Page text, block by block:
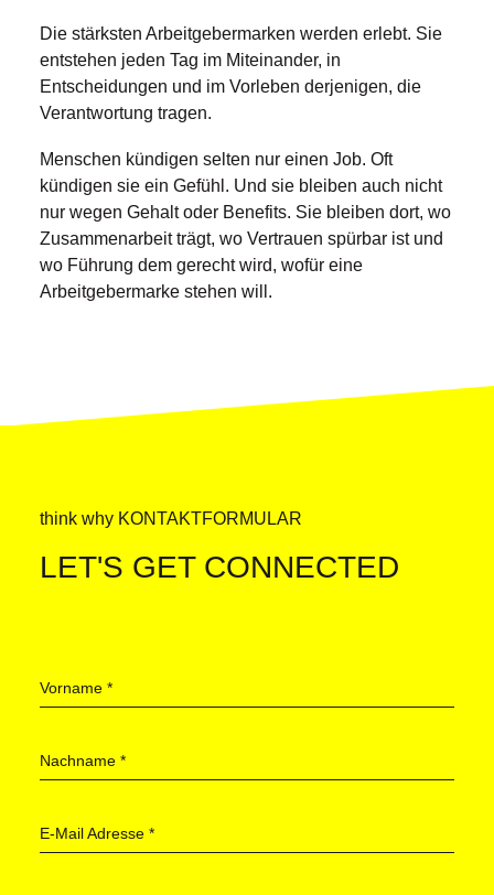
Die stärksten Arbeitgebermarken werden erlebt. Sie
entstehen jeden Tag im Miteinander, in
Entscheidungen und im Vorleben derjenigen, die
Verantwortung tragen.
Menschen kündigen selten nur einen Job. Oft
kündigen sie ein Gefühl. Und sie bleiben auch nicht
nur wegen Gehalt oder Benefits. Sie bleiben dort, wo
Zusammenarbeit trägt, wo Vertrauen spürbar ist und
wo Führung dem gerecht wird, wofür eine
Arbeitgebermarke stehen will.
think why KONTAKTFORMULAR
LET'S GET CONNECTED
Vorname *
Nachname *
E-Mail Adresse *